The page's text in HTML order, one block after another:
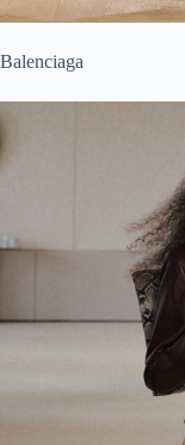
Balenciaga